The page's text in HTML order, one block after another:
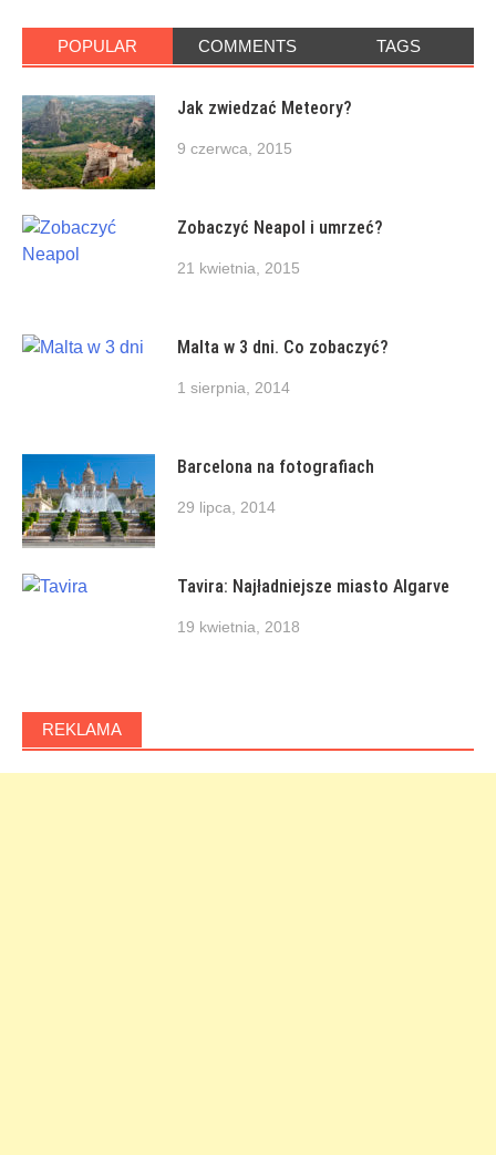
POPULAR COMMENTS TAGS
Jak zwiedzać Meteory?
9 czerwca, 2015
Zobaczyć Neapol i umrzeć?
21 kwietnia, 2015
Malta w 3 dni. Co zobaczyć?
1 sierpnia, 2014
Barcelona na fotografiach
29 lipca, 2014
Tavira: Najładniejsze miasto Algarve
19 kwietnia, 2018
REKLAMA